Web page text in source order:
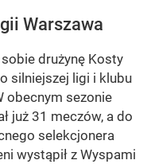
Warszawa
drużynę Kosty
silniejszej ligi i klubu
obecnym sezonie
już 31 meczów, a do
selekcjonera
wystąpił z Wyspami